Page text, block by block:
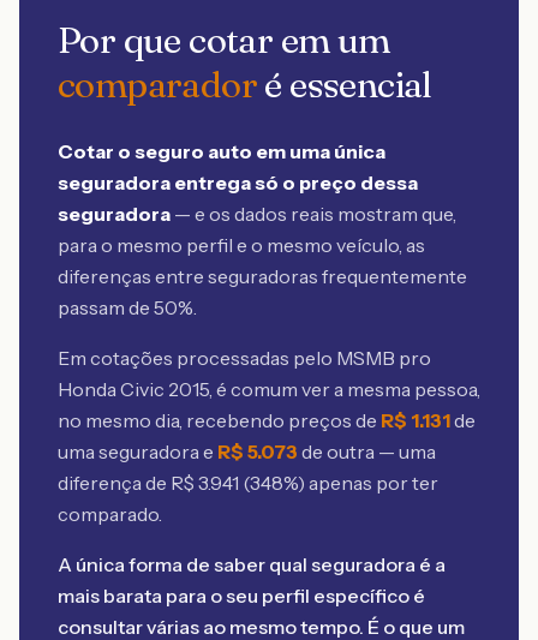
Por que cotar em um
comparadoré essencial
Cotar o seguro auto em uma única
seguradora entrega só o preço dessa
seguradora — e os dados reais mostram que,
para o mesmo perfil e o mesmo veículo, as
diferenças entre seguradoras frequentemente
passam de 50%.
Em cotações processadas pelo MSMB pro
Honda Civic 2015, é comum ver a mesma pessoa,
no mesmo dia, recebendo preços de R$ 1.131de
uma seguradora e R$ 5.073 de outra — uma
diferença de R$ 3.941 (348%) apenas por ter
comparado.
A única forma de saber qual seguradora é a
mais barata para o seu perfil específico é
consultar várias ao mesmo tempo. É o que um